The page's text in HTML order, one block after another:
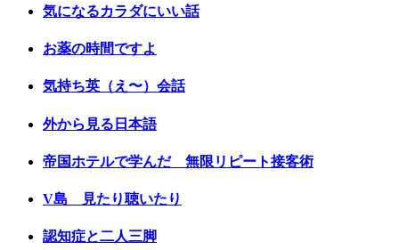
気になるカラダにいい話
お薬の時間ですよ
気持ち英（え〜）会話
外から見る日本語
帝国ホテルで学んだ 無限リピート接客術
V島 見たり聴いたり
認知症と二人三脚